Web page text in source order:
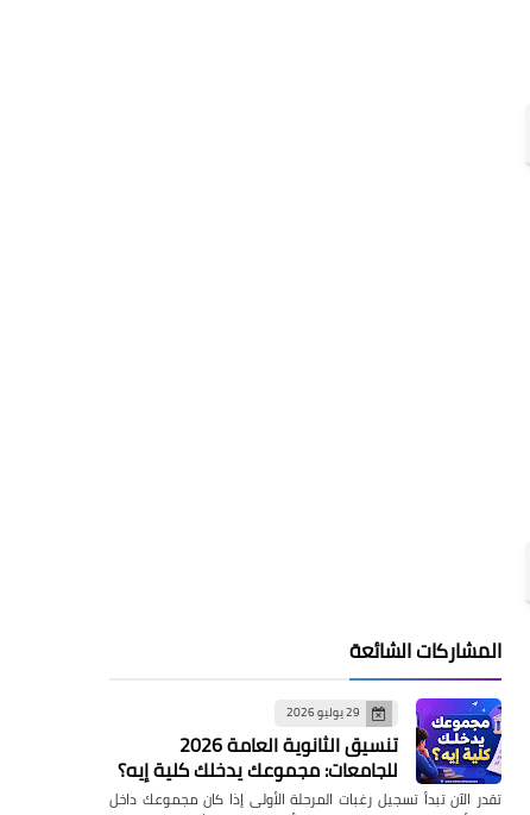
المشاركات الشائعة
29 يوليو 2026
تنسيق الثانوية العامة 2026
للجامعات: مجموعك يدخلك كلية إيه؟
تقدر الآن تبدأ تسجيل رغبات المرحلة الأولى إذا كان مجموعك داخل